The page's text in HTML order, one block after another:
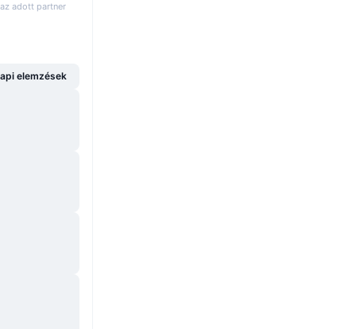
adott partner
elemzések